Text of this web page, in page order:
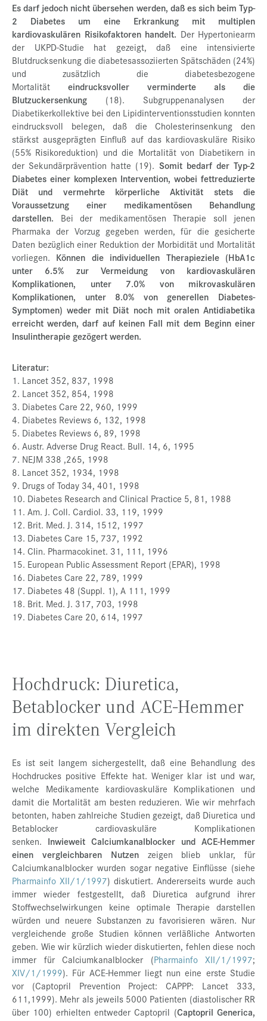
Es darf jedoch nicht übersehen werden, daß es sich beim Typ-
2 Diabetes um eine Erkrankung mit multiplen
kardiovaskulären Risikofaktoren handelt. Der Hypertoniearm
der UKPD-Studie hat gezeigt, daß eine intensivierte
Blutdrucksenkung die diabetesassoziierten Spätschäden (24%)
und zusätzlich die diabetesbezogene
Mortalität eindrucksvoller verminderte als die
Blutzuckersenkung (18). Subgruppenanalysen der
Diabetikerkollektive bei den Lipidinterventionsstudien konnten
eindrucksvoll belegen, daß die Cholesterinsenkung den
stärkst ausgeprägten Einfluß auf das kardiovaskuläre Risiko
(55% Risikoreduktion) und die Mortalität von Diabetikern in
der Sekundärprävention hatte (19). Somit bedarf der Typ-2
Diabetes einer komplexen Intervention, wobei fettreduzierte
Diät und vermehrte körperliche Aktivität stets die
Voraussetzung einer medikamentösen Behandlung
darstellen. Bei der medikamentösen Therapie soll jenen
Pharmaka der Vorzug gegeben werden, für die gesicherte
Daten bezüglich einer Reduktion der Morbidität und Mortalität
vorliegen. Können die individuellen Therapieziele (HbA1c
unter 6.5% zur Vermeidung von kardiovaskulären
Komplikationen, unter 7.0% von mikrovaskulären
Komplikationen, unter 8.0% von generellen Diabetes-
Symptomen) weder mit Diät noch mit oralen Antidiabetika
erreicht werden, darf auf keinen Fall mit dem Beginn einer
Insulintherapie gezögert werden.
Literatur:
1. Lancet 352, 837, 1998
2. Lancet 352, 854, 1998
3. Diabetes Care 22, 960, 1999
4. Diabetes Reviews 6, 132, 1998
5. Diabetes Reviews 6, 89, 1998
6. Austr. Adverse Drug React. Bull. 14, 6, 1995
7. NEJM 338 ,265, 1998
8. Lancet 352, 1934, 1998
9. Drugs of Today 34, 401, 1998
10. Diabetes Research and Clinical Practice 5, 81, 1988
11. Am. J. Coll. Cardiol. 33, 119, 1999
12. Brit. Med. J. 314, 1512, 1997
13. Diabetes Care 15, 737, 1992
14. Clin. Pharmacokinet. 31, 111, 1996
15. European Public Assessment Report (EPAR), 1998
16. Diabetes Care 22, 789, 1999
17. Diabetes 48 (Suppl. 1), A 111, 1999
18. Brit. Med. J. 317, 703, 1998
19. Diabetes Care 20, 614, 1997
Hochdruck: Diuretica,
Betablocker und ACE-Hemmer
im direkten Vergleich
Es ist seit langem sichergestellt, daß eine Behandlung des
Hochdruckes positive Effekte hat. Weniger klar ist und war,
welche Medikamente kardiovaskuläre Komplikationen und
damit die Mortalität am besten reduzieren. Wie wir mehrfach
betonten, haben zahlreiche Studien gezeigt, daß Diuretica und
Betablocker cardiovaskuläre Komplikationen
senken. Inwieweit Calciumkanalblocker und ACE-Hemmer
einen vergleichbaren Nutzenzeigen blieb unklar, für
Calciumkanalblocker wurden sogar negative Einflüsse (siehe
Pharmainfo XII/1/1997) diskutiert. Andererseits wurde auch
immer wieder festgestellt, daß Diuretica aufgrund ihrer
Stoffwechselwirkungen keine optimale Therapie darstellen
würden und neuere Substanzen zu favorisieren wären. Nur
vergleichende große Studien können verläßliche Antworten
geben. Wie wir kürzlich wieder diskutierten, fehlen diese noch
immer für Calciumkanalblocker (Pharmainfo XII/1/1997;
XIV/1/1999). Für ACE-Hemmer liegt nun eine erste Studie
vor (Captopril Prevention Project: CAPPP: Lancet 333,
611,1999). Mehr als jeweils 5000 Patienten (diastolischer RR
über 100) erhielten entweder Captopril (Captopril Generica,